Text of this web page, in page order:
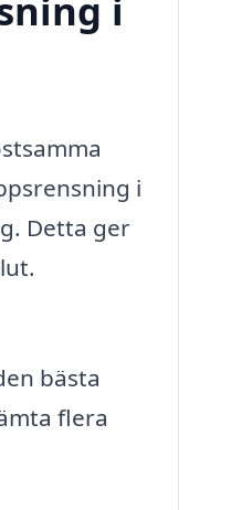
i
i
Detta ger
bästa
flera